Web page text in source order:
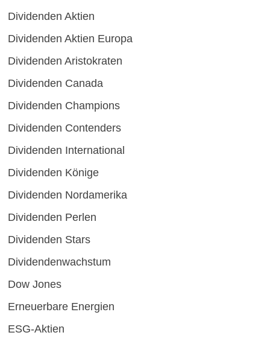
Dividenden Aktien
Dividenden Aktien Europa
Dividenden Aristokraten
Dividenden Canada
Dividenden Champions
Dividenden Contenders
Dividenden International
Dividenden Könige
Dividenden Nordamerika
Dividenden Perlen
Dividenden Stars
Dividendenwachstum
Dow Jones
Erneuerbare Energien
ESG-Aktien